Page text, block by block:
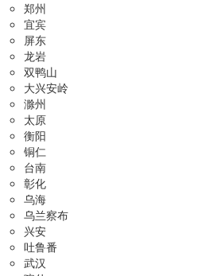
郑州
宜宾
屏东
龙岩
双鸭山
大兴安岭
滁州
太原
衡阳
铜仁
台南
彰化
乌海
乌兰察布
兴安
吐鲁番
武汉